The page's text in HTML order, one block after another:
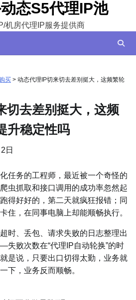
态S5代理IP池
机房代理IP服务提供商
买 > 动态代理IP切来切去差别挺大，这频繁轮
切去差别挺大，这频
升稳定性吗
日
任务的工程师，最近被一个奇怪的
虫抓取和接口调用的成功率忽然起
得好好的，第二天就疯狂报错；同
住，在同事电脑上却能顺畅执行。
时、丢包、请求失败的日志整理出
败次数在“代理IP自动轮换”的时
是说，只要出口切得太勤，业务就
下，业务反而顺畅。